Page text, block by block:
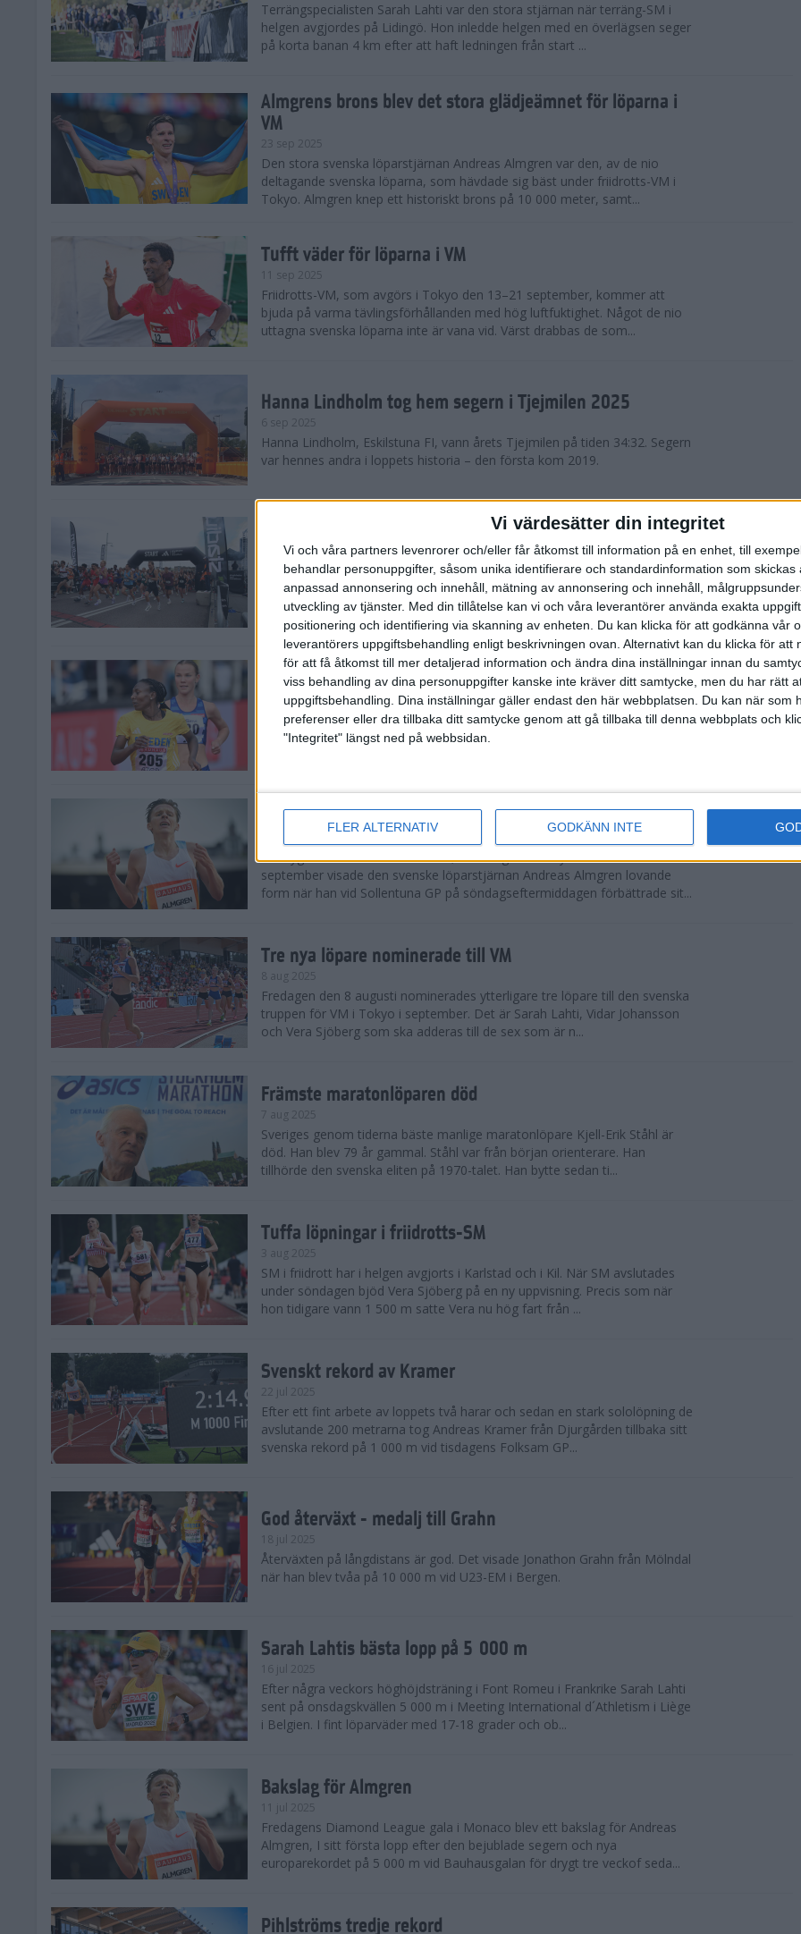
Vi värdesätter din integritet
Vi och våra partners levenrorer och/eller får åtkomst till information på en enhet, till
behandlar personuppgifter, såsom unika identifierare och standardinformation som skickas
anpassad annonsering och innehåll, mätning av annonsering och innehåll,
utveckling av tjänster. Med din tillåtelse kan vi och våra leverantörer använda exakta
positionering och identifiering via skanning av enheten. Du kan klicka för att godkänna vår
leverantörers uppgiftsbehandling enligt beskrivningen ovan. Alternativt kan du klicka för att
för att få åtkomst till mer detaljerad information och ändra dina inställningar innan du
viss behandling av dina personuppgifter kanske inte kräver ditt samtycke, men du har rätt
uppgiftsbehandling. Dina inställningar gäller endast den här webbplatsen. Du kan när som
preferenser eller dra tillbaka ditt samtycke genom att gå tillbaka till denna webbplats och
"Integritet" längst ned på webbsidan.
FLER ALTERNATIV GODKÄNN INTE
Terrängspecialisten Sarah Lahti var den stora stjärnan när terräng-SM i
helgen avgjordes på Lidingö. Hon inledde helgen med en överlägsen seger
på korta banan 4 km efter att haft ledningen från start ...
Almgrens brons blev det stora glädjeämnet för löparna i
VM
23 sep 2025
Den stora svenska löparstjärnan Andreas Almgren var den, av de nio
deltagande svenska löparna, som hävdade sig bäst under friidrotts-VM i
Tokyo. Almgren knep ett historiskt brons på 10 000 meter, samt...
Tufft väder för löparna i VM
11 sep 2025
Friidrotts-VM, som avgörs i Tokyo den 13–21 september, kommer att
bjuda på varma tävlingsförhållanden med hög luftfuktighet. Något de nio
uttagna svenska löparna inte är vana vid. Värst drabbas de som...
Hanna Lindholm tog hem segern i Tjejmilen 2025
6 sep 2025
Hanna Lindholm, Eskilstuna FI, vann årets Tjejmilen på tiden 34:32. Segern
var hennes andra i loppets historia – den första kom 2019.
Snabbaste segertiden på 12 år i rekordstort adidas
Stockholm Halvmaraton
30 aug 2025
Ett slutsålt och rekordstort adidas Stockholm Halvmaraton avgjordes i
nästintill perfekt löparväder. 18 grader, mulet och väldigt lite vind. Totalt
var 19,866 löpare anmälda, varav 15,807 kom till sta...
Löparna viktiga när Sverige vann Finnkampen
26 aug 2025
Den hundrade upplagan av Finnkampen, världens äldsta och största
landskamp i friidrott, avgjordes inför fullsatta läktare på Stockholms
Svenskt rekord när Almgren testade VM-formen
En dryg månad före friidrotts-VM, som avgörs i Tokyo den 13-21
september visade den svenske löparstjärnan Andreas Almgren lovande
form när han vid Sollentuna GP på söndagseftermiddagen förbättrade sit...
Tre nya löpare nominerade till VM
8 aug 2025
Fredagen den 8 augusti nominerades ytterligare tre löpare till den svenska
truppen för VM i Tokyo i september. Det är Sarah Lahti, Vidar Johansson
och Vera Sjöberg som ska adderas till de sex som är n...
Främste maratonlöparen död
7 aug 2025
Sveriges genom tiderna bäste manlige maratonlöpare Kjell-Erik Ståhl är
död. Han blev 79 år gammal. Ståhl var från början orienterare. Han
tillhörde den svenska eliten på 1970-talet. Han bytte sedan ti...
Tuffa löpningar i friidrotts-SM
3 aug 2025
SM i friidrott har i helgen avgjorts i Karlstad och i Kil. När SM avslutades
under söndagen bjöd Vera Sjöberg på en ny uppvisning. Precis som när
hon tidigare vann 1 500 m satte Vera nu hög fart från ...
Svenskt rekord av Kramer
22 jul 2025
Efter ett fint arbete av loppets två harar och sedan en stark sololöpning de
avslutande 200 metrarna tog Andreas Kramer från Djurgården tillbaka sitt
svenska rekord på 1 000 m vid tisdagens Folksam GP...
God återväxt - medalj till Grahn
18 jul 2025
Återväxten på långdistans är god. Det visade Jonathon Grahn från Mölndal
när han blev tvåa på 10 000 m vid U23-EM i Bergen.
Sarah Lahtis bästa lopp på 5 000 m
16 jul 2025
Efter några veckors höghöjdsträning i Font Romeu i Frankrike Sarah Lahti
sent på onsdagskvällen 5 000 m i Meeting International d´Athletism i Liège
i Belgien. I fint löparväder med 17-18 grader och ob...
Bakslag för Almgren
11 jul 2025
Fredagens Diamond League gala i Monaco blev ett bakslag för Andreas
Almgren, I sitt första lopp efter den bejublade segern och nya
europarekordet på 5 000 m vid Bauhausgalan för drygt tre veckof seda...
Pihlströms tredje rekord